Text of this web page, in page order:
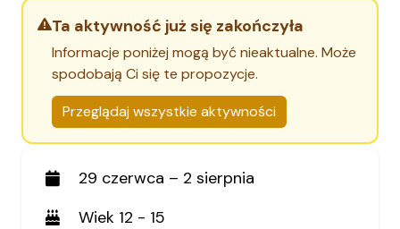
Ta aktywność już się zakończyła
Informacje poniżej mogą być nieaktualne. Może
spodobają Ci się te propozycje.
Przeglądaj wszystkie aktywności
29 czerwca – 2 sierpnia
Wiek 12 - 15